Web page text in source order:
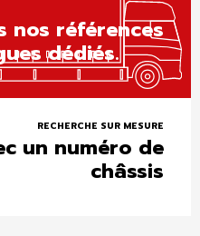
nos références
dédiés.
RECHERCHE SUR MESURE
un numéro de
châssis